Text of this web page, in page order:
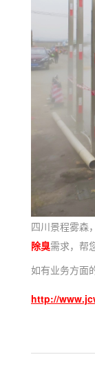
四川景程雾森
除臭需求， 帮
如有业务方面
http://